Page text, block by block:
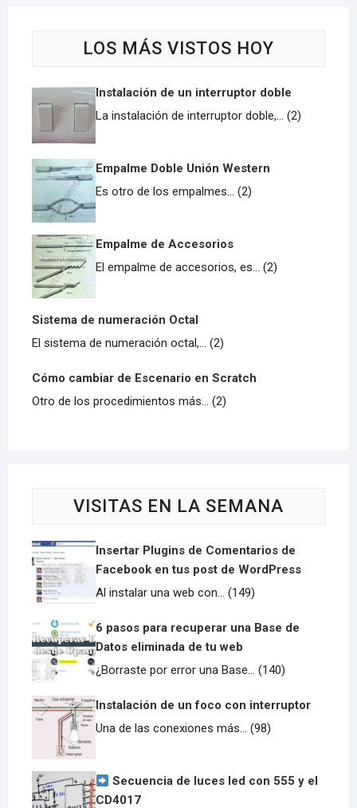
LOS MÁS VISTOS HOY
Instalación de un interruptor doble
La instalación de interruptor doble,... (2)
Empalme Doble Unión Western
Es otro de los empalmes... (2)
Empalme de Accesorios
El empalme de accesorios, es... (2)
Sistema de numeración Octal
El sistema de numeración octal,... (2)
Cómo cambiar de Escenario en Scratch
Otro de los procedimientos más... (2)
VISITAS EN LA SEMANA
Insertar Plugins de Comentarios de
Facebook en tus post de WordPress
Al instalar una web con... (149)
6 pasos para recuperar una Base de
Datos eliminada de tu web
¿Borraste por error una Base... (140)
Instalación de un foco con interruptor
Una de las conexiones más... (98)
Secuencia de luces led con 555 y el
CD4017